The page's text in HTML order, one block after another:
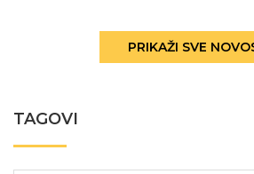
PRIKAŽI SVE
TAGOVI